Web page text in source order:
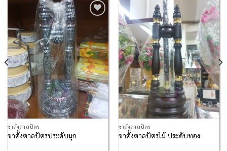
ขาตั้งตาลปัตร
ขาตั้งตาลปัตรประดับมุก
Add to
Wishlist
ขาตั้งตาลปัตร
ขาตั้งตาลปัตรไม้ ประดับทอง